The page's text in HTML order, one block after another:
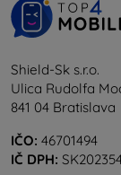
Shield-Sk s.r.o.
Ulica Rudolfa
841 04 Bratislava
IČO: 46701494
IČ DPH: